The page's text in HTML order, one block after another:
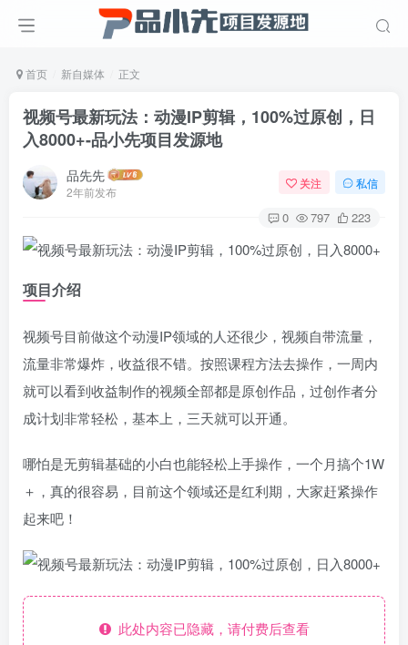
首页 新自媒体 正文
视频号最新玩法：动漫IP剪辑，100%过原创，日
入8000+-品小先项目发源地
品先先
2年前发布
关注 私信
0 797 223
项目介绍
视频号目前做这个动漫IP领域的人还很少，视频自带流量，
流量非常爆炸，收益很不错。按照课程方法去操作，一周内
就可以看到收益制作的视频全部都是原创作品，过创作者分
成计划非常轻松，基本上，三天就可以开通。
哪怕是无剪辑基础的小白也能轻松上手操作，一个月搞个1W
＋，真的很容易，目前这个领域还是红利期，大家赶紧操作
起来吧！
此处内容已隐藏，请付费后查看